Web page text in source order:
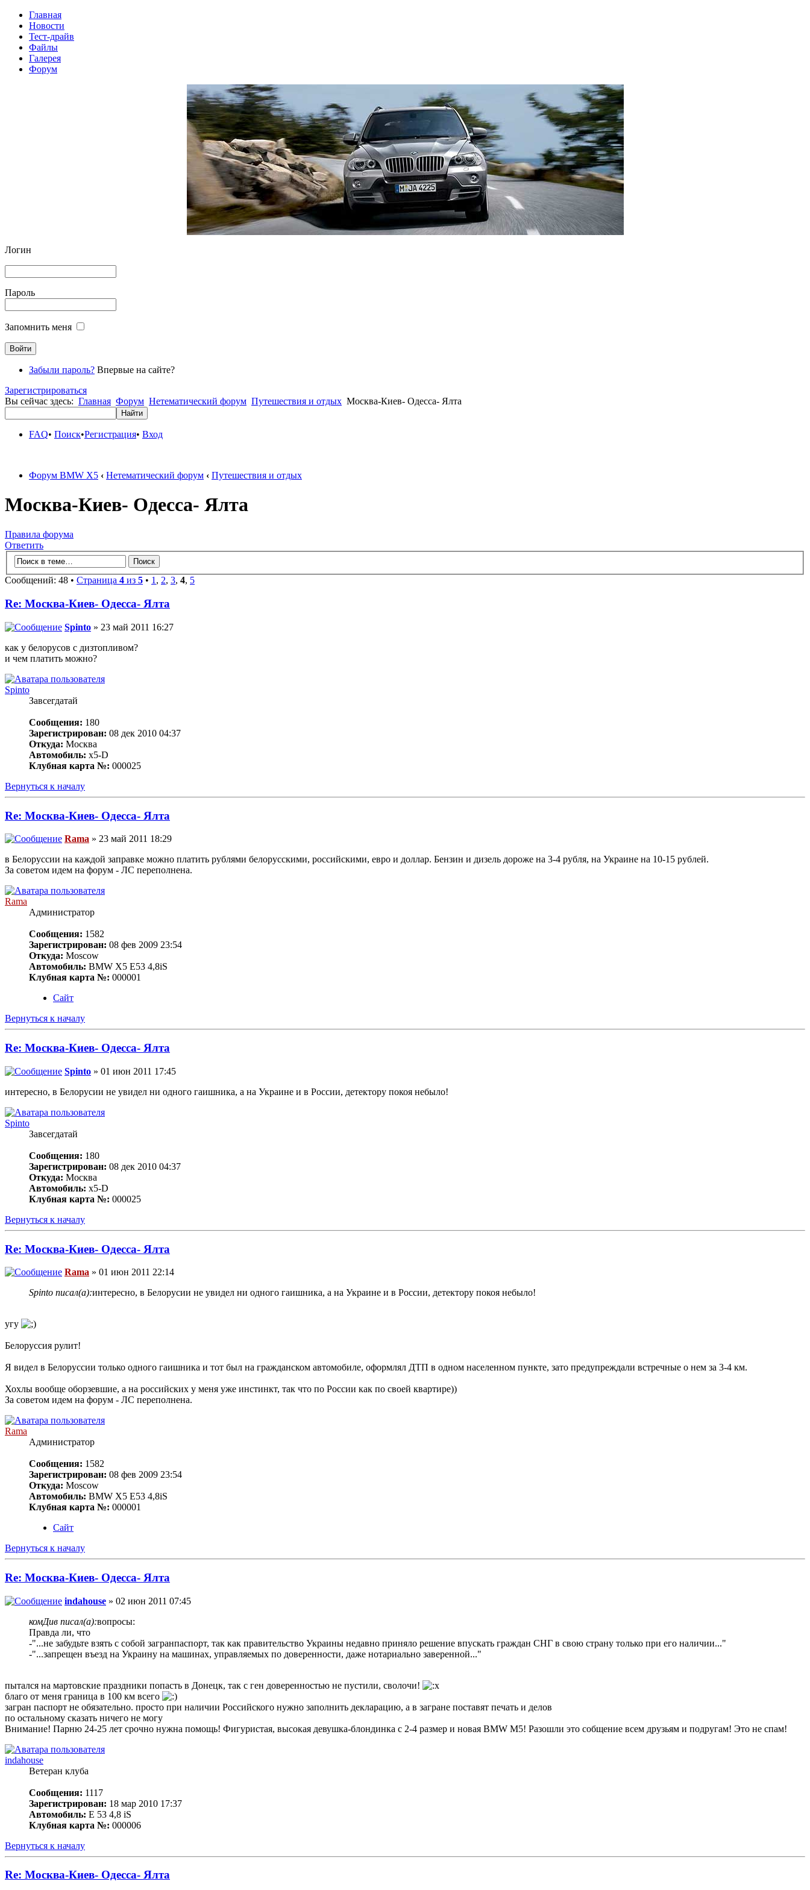
Главная
Новости
Тест-драйв
Файлы
Галерея
Форум
Логин
Пароль
Запомнить меня
Забыли пароль? Впервые на сайте?
Зарегистрироваться
Вы сейчас здесь: Главная Форум Нетематический форум Путешествия и отдых Москва-Киев- Одесса- Ялта
FAQ• Поиск•Регистрация• Вход
Форум BMW X5 ‹ Нетематический форум ‹ Путешествия и отдых
Москва-Киев- Одесса- Ялта
Правила форума
Ответить
Сообщений: 48 • Страница 4 из 5 • 1, 2, 3, 4, 5
Re: Москва-Киев- Одесса- Ялта
Spinto » 23 май 2011 16:27
как у белорусов с дизтопливом?
и чем платить можно?
Spinto
Завсегдатай
Сообщения: 180
Зарегистрирован: 08 дек 2010 04:37
Откуда: Москва
Автомобиль: x5-D
Клубная карта №: 000025
Вернуться к началу
Re: Москва-Киев- Одесса- Ялта
Rama » 23 май 2011 18:29
в Белоруссии на каждой заправке можно платить рублями белорусскими, российскими, евро и доллар. Бензин и дизель дороже на 3-4 рубля, на Украине на 10-15 рублей.
За советом идем на форум - ЛС переполнена.
Rama
Администратор
Сообщения: 1582
Зарегистрирован: 08 фев 2009 23:54
Откуда: Moscow
Автомобиль: BMW X5 E53 4,8iS
Клубная карта №: 000001
Сайт
Вернуться к началу
Re: Москва-Киев- Одесса- Ялта
Spinto » 01 июн 2011 17:45
интересно, в Белорусии не увидел ни одного гаишника, а на Украине и в России, детектору покоя небыло!
Spinto
Завсегдатай
Сообщения: 180
Зарегистрирован: 08 дек 2010 04:37
Откуда: Москва
Автомобиль: x5-D
Клубная карта №: 000025
Вернуться к началу
Re: Москва-Киев- Одесса- Ялта
Rama » 01 июн 2011 22:14
Spinto писал(а):интересно, в Белорусии не увидел ни одного гаишника, а на Украине и в России, детектору покоя небыло!
угу
Белоруссия рулит!
Я видел в Белоруссии только одного гаишника и тот был на гражданском автомобиле, оформлял ДТП в одном населенном пункте, зато предупреждали встречные о нем за 3-4 км.
Хохлы вообще оборзевшие, а на российских у меня уже инстинкт, так что по России как по своей квартире))
За советом идем на форум - ЛС переполнена.
Rama
Администратор
Сообщения: 1582
Зарегистрирован: 08 фев 2009 23:54
Откуда: Moscow
Автомобиль: BMW X5 E53 4,8iS
Клубная карта №: 000001
Сайт
Вернуться к началу
Re: Москва-Киев- Одесса- Ялта
indahouse » 02 июн 2011 07:45
комДив писал(а):вопросы:
Правда ли, что
-"...не забудьте взять с собой загранпаспорт, так как правительство Украины недавно приняло решение впускать граждан СНГ в свою страну только при его наличии..."
-"...запрещен въезд на Украину на машинах, управляемых по доверенности, даже нотариально заверенной..."
пытался на мартовские праздники попасть в Донецк, так с ген доверенностью не пустили, сволочи!
благо от меня граница в 100 км всего
загран паспорт не обязательно. просто при наличии Российского нужно заполнить декларацию, а в загране поставят печать и делов
по остальному сказать ничего не могу
Внимание! Парню 24-25 лет срочно нужна помощь! Фигуристая, высокая девушка-блондинка с 2-4 размер и новая BMW M5! Разошли это собщение всем друзьям и подругам! Это не спам!
indahouse
Ветеран клуба
Сообщения: 1117
Зарегистрирован: 18 мар 2010 17:37
Автомобиль: Е 53 4,8 iS
Клубная карта №: 000006
Вернуться к началу
Re: Москва-Киев- Одесса- Ялта